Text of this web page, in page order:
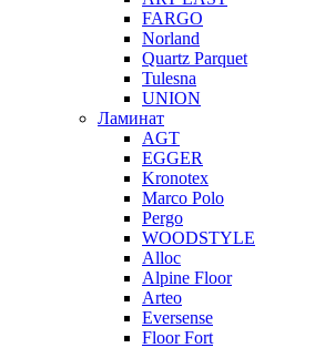
FARGO
Norland
Quartz Parquet
Tulesna
UNION
Ламинат
AGT
EGGER
Kronotex
Marco Polo
Pergo
WOODSTYLE
Alloc
Alpine Floor
Arteo
Eversense
Floor Fort